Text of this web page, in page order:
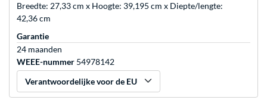
Breedte: 27,33 cm x Hoogte: 39,195 cm x Diepte/lengte:
42,36 cm
Garantie
24 maanden
WEEE-nummer 54978142
Verantwoordelijke voor de EU